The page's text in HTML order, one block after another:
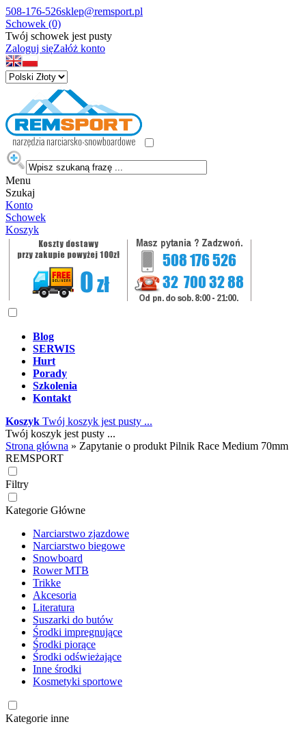
508-176-526sklep@remsport.pl
Schowek (0)
Twój schowek jest pusty
Zaloguj sięZałóż konto
Menu
Szukaj
Konto
Schowek
Koszyk
Blog
SERWIS
Hurt
Porady
Szkolenia
Kontakt
Koszyk Twój koszyk jest pusty ...
Twój koszyk jest pusty ...
Strona główna » Zapytanie o produkt Pilnik Race Medium 70mm
REMSPORT
Filtry
Kategorie Główne
Narciarstwo zjazdowe
Narciarstwo biegowe
Snowboard
Rower MTB
Trikke
Akcesoria
Literatura
Suszarki do butów
Środki impregnujące
Środki piorące
Środki odświeżające
Inne środki
Kosmetyki sportowe
Kategorie inne